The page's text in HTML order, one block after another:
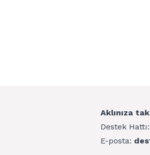
Aklınıza
Destek Hattı:
E-posta: